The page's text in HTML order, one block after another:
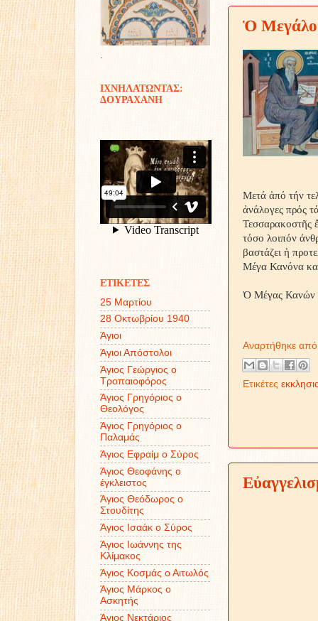
Ὁ
Μετά ἀπό τήν
ἀνάλογες πρός
Τεσσαρακοστῆς
τόσο λοιπόν
βαστάζει ἡ
Μέγα Κανόνα
Ὁ Μέγας Κανών
Αναρτήθηκε από
Ετικέτες
.
ΙΧΝΗΛΑΤΩΝΤΑΣ:
ΔΟΥΡΑΧΑΝΗ
ΕΤΙΚΕΤΕΣ
25 Μαρτίου
28 Οκτωβρίου 1940
Άγιοι
Άγιοι Απόστολοι
Άγιος Γεώργιος ο
Τροπαιοφόρος
Άγιος Γρηγόριος ο
Θεολόγος
Άγιος Γρηγόριος ο
Παλαμάς
Άγιος Εφραίμ ο Σύρος
Άγιος Θεοφάνης ο
έγκλειστος
Άγιος Θεόδωρος ο
Στουδίτης
Άγιος Ισαάκ ο Σύρος
Άγιος Ιωάννης της
Κλίμακος
Άγιος Κοσμάς ο Αιτωλός
Άγιος Μάρκος ο
Ασκητής
Άγιος Νεκτάριος